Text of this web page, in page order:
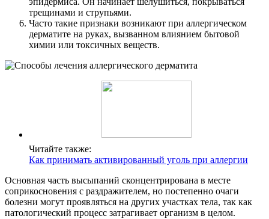
трещинами и струпьями.
Часто такие признаки возникают при аллергическом
дерматите на руках, вызванном влиянием бытовой
химии или токсичных веществ.
Читайте также:
Как принимать активированный уголь при аллергии
Основная часть высыпаний сконцентрирована в месте
соприкосновения с раздражителем, но постепенно очаги
болезни могут проявляться на других участках тела, так как
патологический процесс затрагивает организм в целом.